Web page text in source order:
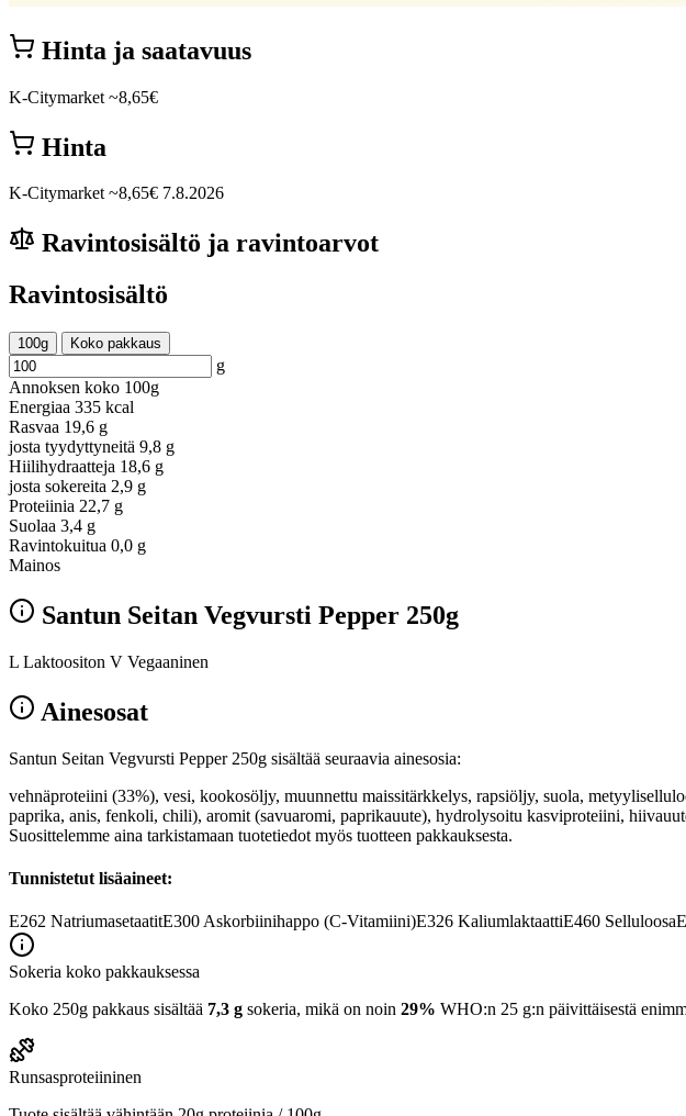
Hinta ja saatavuus
K-Citymarket ~8,65€
Hinta
K-Citymarket ~8,65€ 7.8.2026
Ravintosisältö ja ravintoarvot
Ravintosisältö
100g Koko pakkaus
g
Annoksen koko 100g
Energiaa 335 kcal
Rasvaa 19,6 g
josta tyydyttyneitä 9,8 g
Hiilihydraatteja 18,6 g
josta sokereita 2,9 g
Proteiinia 22,7 g
Suolaa 3,4 g
Ravintokuitua 0,0 g
Mainos
Santun Seitan Vegvursti Pepper 250g
L Laktoositon V Vegaaninen
Ainesosat
Santun Seitan Vegvursti Pepper 250g sisältää seuraavia ainesosia:
vehnäproteiini (33%), vesi, kookosöljy, muunnettu maissitärkkelys, rapsiöljy, suola,
paprika, anis, fenkoli, chili), aromit (savuaromi, paprikauute), hydrolysoitu kasviproteiini,
Suosittelemme aina tarkistamaan tuotetiedot myös tuotteen pakkauksesta.
Tunnistetut lisäaineet:
E262 NatriumasetaatitE300 Askorbiinihappo (C-Vitamiini)E326 KaliumlaktaattiE460 Selluloosa
Sokeria koko pakkauksessa
Koko 250g pakkaus sisältää 7,3 g sokeria, mikä on noin 29% WHO:n 25 g:n päivittäisestä
Runsasproteiininen